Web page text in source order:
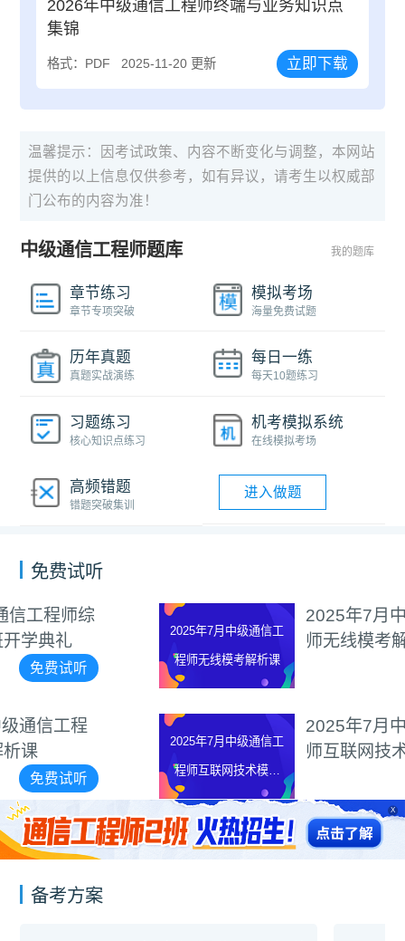
2026年中级通信工程师终端与业务知识点
集锦
格式：PDF 2025-11-20 更新 立即下载
温馨提示：因考试政策、内容不断变化与调整，本网站
提供的以上信息仅供参考，如有异议，请考生以权威部
门公布的内容为准！
中级通信工程师题库 我的题库
章节练习
章节专项突破
模拟考场
海量免费试题
历年真题
真题实战演练
每日一练
每天10题练习
习题练习
核心知识点练习
机考模拟系统
在线模拟考场
高频错题
错题突破集训
进入做题
免费试听
2025年7月中级通信工
程师无线模考解析课
2025年7月中级通信工程
师无线模考解析课
2025年7月中级通信工
程师互联网技术模考
解析课
2025年7月中级通信工程
师互联网技术模考解析课
X
备考方案